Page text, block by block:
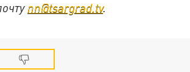
nn@tsargrad.tv.